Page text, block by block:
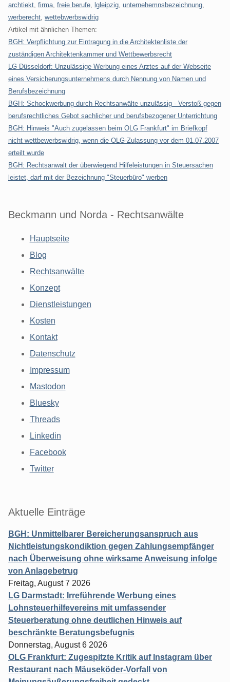
archtiekt firma freie berufe lgleipzig unternehemnsbezeichnung
werberecht wettebwerbswidrig
Artikel mit ähnlichen Themen:
BGH: Verpflichtung zur Eintragung in die Architektenliste der
zuständigen Architektenkammer und Wettbewerbsrecht
LG Düsseldorf: Unzulässige Werbung eines Arztes auf der Webseite
eines Versicherungsunternehmens durch Nennung von Namen und
Berufsbezeichnung
BGH: Schockwerbung durch Rechtsanwälte unzulässig - Verstoß gegen
berufsrechtliches Gebot sachlicher und berufsbezogener Unterrichtung
BGH: Hinweis "Auch zugelassen beim OLG Frankfurt" im Briefkopf
nicht wettbewerbswidrig, wenn die OLG-Zulassung vor dem 01.07.2007
erteilt wurde
BGH: Rechtsanwalt der überwiegend Hilfeleistungen in Steuersachen
leistet, darf mit der Bezeichnung "Steuerbüro" werben
Beckmann und Norda - Rechtsanwälte
Hauptseite
Blog
Rechtsanwälte
Konzept
Dienstleistungen
Kosten
Kontakt
Datenschutz
Impressum
Mastodon
Bluesky
Threads
Linkedin
Facebook
Twitter
Aktuelle Einträge
BGH: Unmittelbarer Bereicherungsanspruch aus
Nichtleistungskondiktion gegen Zahlungsempfänger
nach Überweisung ohne wirksame Anweisung infolge
von Anlagebetrug
Freitag, August 7 2026
LG Darmstadt: Irreführende Werbung eines
Lohnsteuerhilfevereins mit umfassender
Steuerberatung ohne deutlichen Hinweis auf
beschränkte Beratungsbefugnis
Donnerstag, August 6 2026
OLG Frankfurt: Zugespitzte Kritik auf Instagram über
Restaurant nach Mäuseköder-Vorfall von